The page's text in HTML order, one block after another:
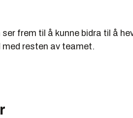
frem til å kunne bidra til å
med resten av teamet.